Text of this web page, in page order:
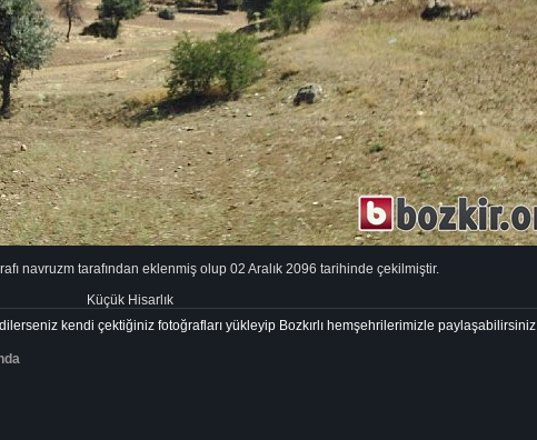
navruzm tarafından eklenmiş olup 02 Aralık 2096 tarihinde çekilmiştir.
Küçük Hisarlık
kendi çektiğiniz fotoğrafları yükleyip Bozkırlı hemşehrilerimizle paylaşabilirsiniz.